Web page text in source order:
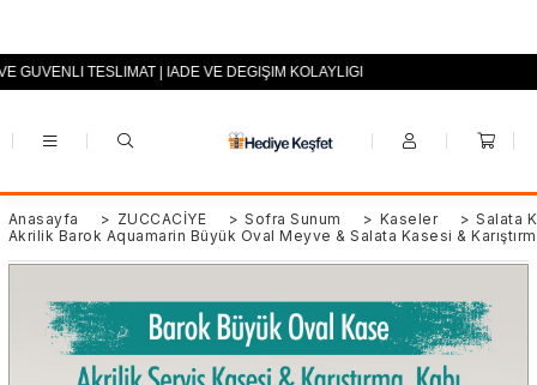
+90 (0553) 694 94 70
GÜVENLİ TESLİMAT | İADE VE DEĞİŞİM KOLAYLIĞI
Anasayfa > ZÜCCACİYE > Sofra Sunum > Kaseler > Salata
Akrilik Barok Aquamarin Büyük Oval Meyve & Salata Kasesi &